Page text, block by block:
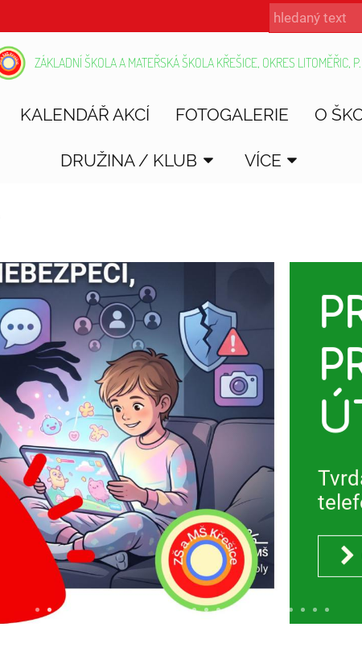
ZÁKLADNÍ ŠKOLA A MATEŘSKÁ ŠKOLA KŘEŠICE, OKRES LITOMĚŘIC, P.
KALENDÁŘ AKCÍ FOTOGALERIE O
DRUŽINA / KLUB VÍCE